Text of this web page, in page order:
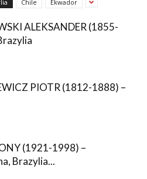
Chile Ekwador
ALEKSANDER (1855-
PIOTR (1812-1888) –
(1921-1998) –
Brazylia...